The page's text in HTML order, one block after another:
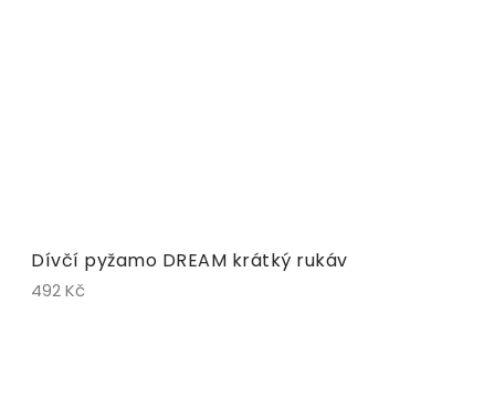
Dívčí pyžamo DREAM krátký rukáv
492 Kč